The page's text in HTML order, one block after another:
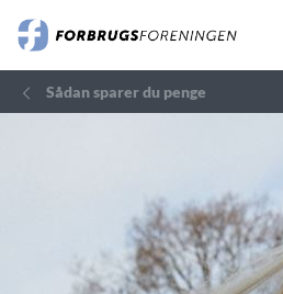
Sådan sparer du penge